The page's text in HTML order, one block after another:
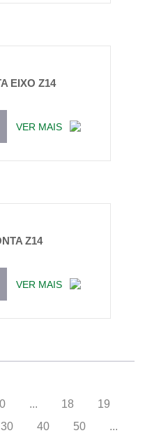
EIXO Z14
VER MAIS
Z14
VER MAIS
... 18
19
30 40 50
...